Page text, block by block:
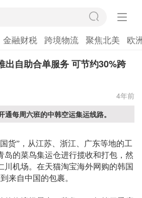
金融财税 跨境物流 聚焦北美 欧
出自助合单服务 可节约30%跨
4年前
每周六班的中韩空运集运线路。
货”，从江苏、浙江、广东等地的工
岛的菜鸟集运仓进行揽收和打包，然
川机场。在天猫淘宝海外网购的韩国
来自中国的包裹。